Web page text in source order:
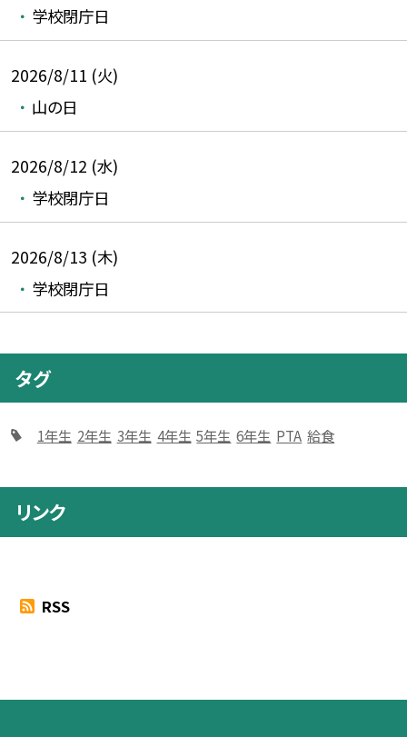
学校閉庁日
2026/8/11 (火)
山の日
2026/8/12 (水)
学校閉庁日
2026/8/13 (木)
学校閉庁日
タグ
1年生 2年生 3年生 4年生 5年生 6年生 PTA 給食
リンク
RSS